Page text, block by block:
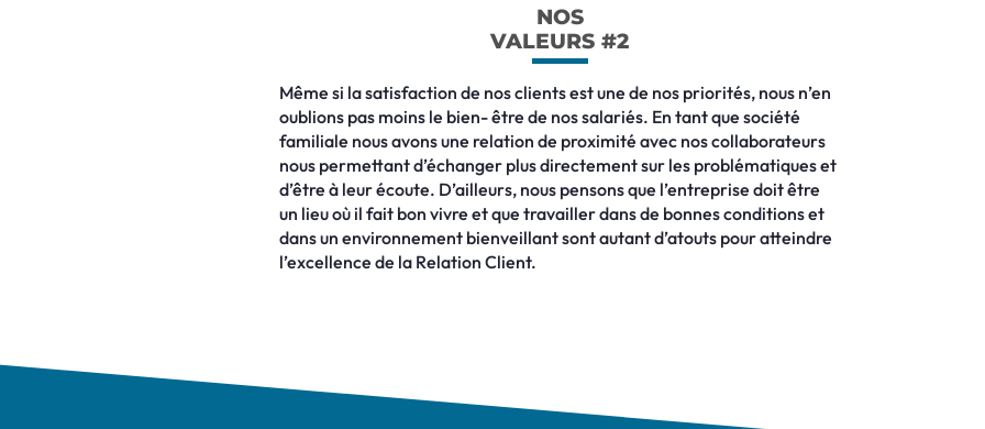
NOS
VALEURS #2
Même si la satisfaction de nos clients est une de nos priorités, nous n’en
oublions pas moins le bien- être de nos salariés. En tant que société
familiale nous avons une relation de proximité avec nos collaborateurs
nous permettant d’échanger plus directement sur les problématiques et
d’être à leur écoute. D’ailleurs, nous pensons que l’entreprise doit être
un lieu où il fait bon vivre et que travailler dans de bonnes conditions et
dans un environnement bienveillant sont autant d’atouts pour atteindre
l’excellence de la Relation Client.